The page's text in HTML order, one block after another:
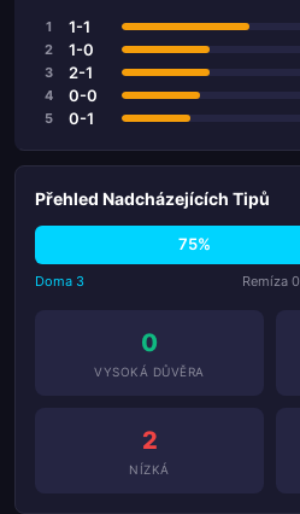
1 1-1
2 1-0
3 2-1
4 0-0
5 0-1
Přehled Nadcházejících Tipů
75%
Doma 3 Remíza 0
0
VYSOKÁ DŮVĚRA
2
NÍZKÁ